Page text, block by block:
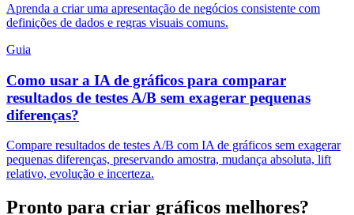
Aprenda a criar uma apresentação de negócios consistente com
definições de dados e regras visuais comuns.
Guia
Como usar a IA de gráficos para comparar
resultados de testes A/B sem exagerar pequenas
diferenças?
Compare resultados de testes A/B com IA de gráficos sem exagerar
pequenas diferenças, preservando amostra, mudança absoluta, lift
relativo, evolução e incerteza.
Pronto para criar gráficos melhores?